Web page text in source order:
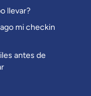
llevar?
mi checkin
antes de